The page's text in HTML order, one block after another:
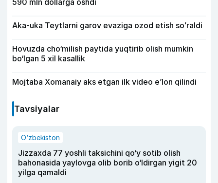
Aka-uka Teytlarni garov evaziga ozod etish soʻraldi
Hovuzda cho‘milish paytida yuqtirib olish mumkin
bo‘lgan 5 xil kasallik
Mojtaba Xomanaiy aks etgan ilk video e’lon qilindi
Tavsiyalar
O‘zbekiston
Jizzaxda 77 yoshli taksichini qo‘y sotib olish
bahonasida yaylovga olib borib o‘ldirgan yigit 20
yilga qamaldi